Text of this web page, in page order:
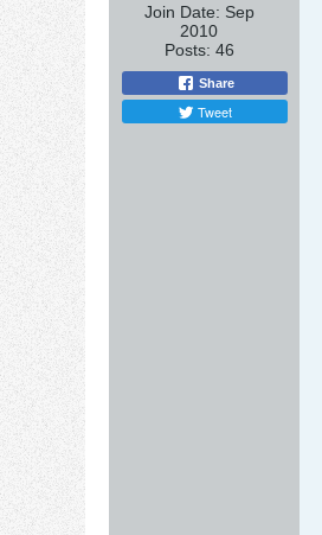
Join Date: Sep
2010
Posts: 46
Share
Tweet